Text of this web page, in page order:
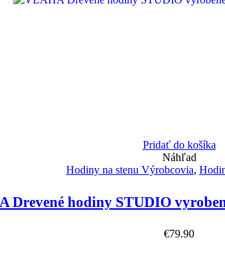
Pridať do košíka
Náhľad
Hodiny na stenu Výrobcovia,
Drevené hodiny STUDIO
€79.90